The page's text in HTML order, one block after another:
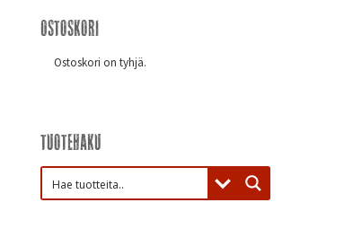
Ostoskori
Ostoskori on tyhjä.
Tuotehaku